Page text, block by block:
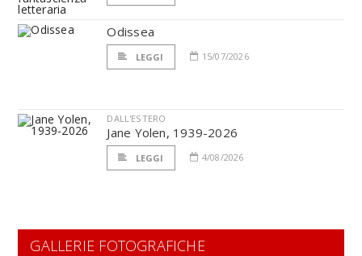
Odissea
LEGGI 15/07/2026
DALL'ESTERO
Jane Yolen, 1939-2026
LEGGI 4/08/2026
GALLERIE FOTOGRAFICHE